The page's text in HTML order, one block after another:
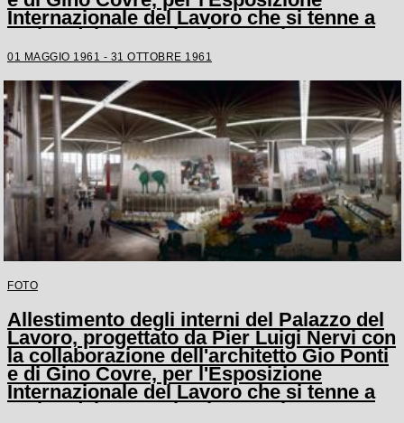
Internazionale del Lavoro che si tenne a
Torino dal 1 maggio al 31 ottobre 1961
01 MAGGIO 1961 - 31 OTTOBRE 1961
FOTO
Allestimento degli interni del Palazzo del
Lavoro, progettato da Pier Luigi Nervi con
la collaborazione dell'architetto Gio Ponti
e di Gino Covre, per l'Esposizione
Internazionale del Lavoro che si tenne a
Torino dal 1 maggio al 31 ottobre 1961